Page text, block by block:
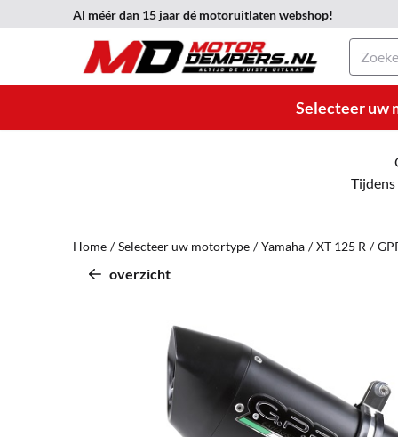
Cookievoorkeuren zijn momenteel gesloten.
Al méér dan 15 jaar dé motoruitlaten webshop!
Zoeken
Selecteer uw
Tijdens
Home / Selecteer uw motortype / Yamaha / XT 125 R /
overzicht